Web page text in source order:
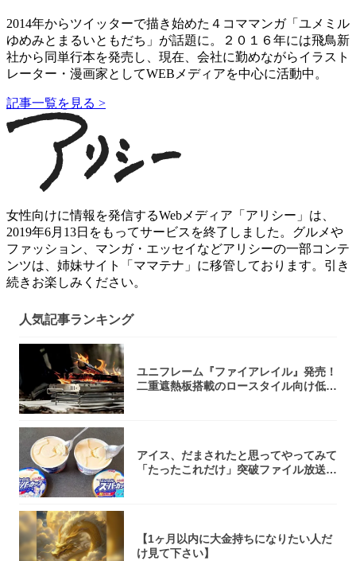
2014年からツイッターで描き始めた４コママンガ「ユメミル
ゆめみとまるいともだち」が話題に。２０１６年には飛鳥新
社から同単行本を発売し、現在、会社に勤めながらイラスト
レーター・漫画家としてWEBメディアを中心に活動中。
記事一覧を見る >
女性向けに情報を発信するWebメディア「アリシー」は、
2019年6月13日をもってサービスを終了しました。グルメや
ファッション、マンガ・エッセイなどアリシーの一部コンテ
ンツは、姉妹サイト「ママテナ」に移管しております。引き
続きお楽しみください。
人気記事ランキング
ユニフレーム『ファイアレイル』発売！
二重遮熱板搭載のロースタイル向け低型
アイス、だまされたと思ってやってみて
「たったこれだけ」突破ファイル放送で
【1ヶ月以内に大金持ちになりたい人だ
け見て下さい】